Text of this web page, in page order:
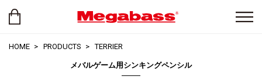
HOME PRODUCTS TERRIER
メバルゲーム用シンキングペンシル